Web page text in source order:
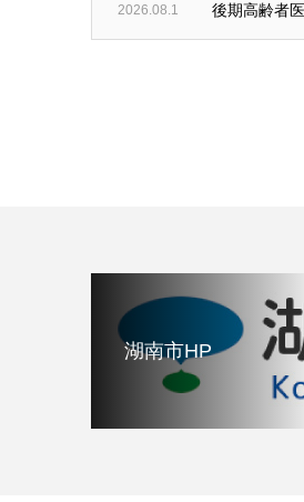
2026.08.1 後期高齢者
湖南市HP